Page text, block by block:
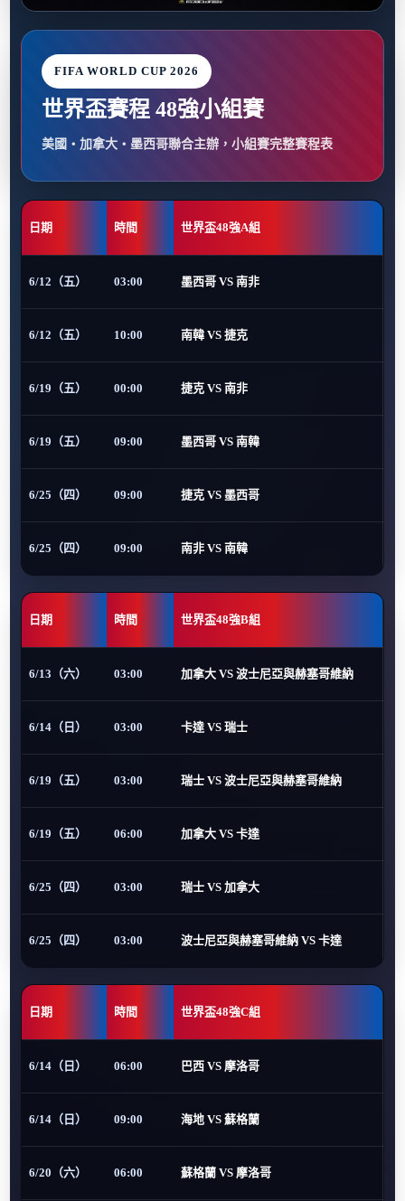
FIFA WORLD CUP 2026
世界盃賽程 48強小組賽
美國・加拿大・墨西哥聯合主辦，小組賽完整賽程表
日期 時間 世界盃48強A組
6/12（五） 03:00 墨西哥 VS 南非
6/12（五） 10:00 南韓 VS 捷克
6/19（五） 00:00 捷克 VS 南非
6/19（五） 09:00 墨西哥 VS 南韓
6/25（四） 09:00 捷克 VS 墨西哥
6/25（四） 09:00 南非 VS 南韓
日期 時間 世界盃48強B組
6/13（六） 03:00 加拿大 VS 波士尼亞與赫塞哥維納
6/14（日） 03:00 卡達 VS 瑞士
6/19（五） 03:00 瑞士 VS 波士尼亞與赫塞哥維納
6/19（五） 06:00 加拿大 VS 卡達
6/25（四） 03:00 瑞士 VS 加拿大
6/25（四） 03:00 波士尼亞與赫塞哥維納 VS 卡達
日期 時間 世界盃48強C組
6/14（日） 06:00 巴西 VS 摩洛哥
6/14（日） 09:00 海地 VS 蘇格蘭
6/20（六） 06:00 蘇格蘭 VS 摩洛哥